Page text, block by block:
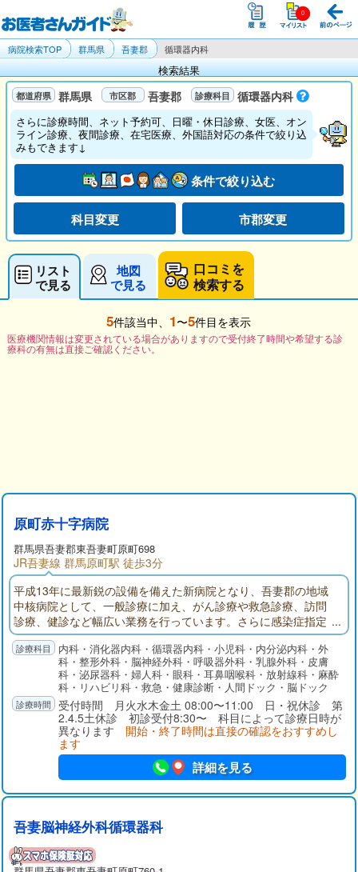
病院検索TOP 群馬県 吾妻郡 循環器内科
検索結果
群馬県 吾妻郡 循環器内科
さらに診療時間、ネット予約可、日曜・休日診療、女医、オン
ライン診療、夜間診療、在宅医療、外国語対応の条件で絞り込
みもできます↓
条件で絞り込む
科目変更 市郡変更
リスト
で見る
地図
で見る
口コミを
検索する
5件該当中、 1〜5件目を表示
医療機関情報は変更されている場合がありますので受付終了時間や希望する診
療科の有無は直接ご確認ください。
原町赤十字病院
群馬県吾妻郡東吾妻町原町698
JR吾妻線 群馬原町駅 徒歩3分
平成13年に最新鋭の設備を備えた新病院となり、吾妻郡の地域
中核病院として、一般診療に加え、がん診療や救急診療、訪問
診療、健診など幅広い業務を行っています。さらに感染症指定
機関として、また災害拠点病院として重要な役割を担っていま
す。
内科・消化器内科・循環器内科・小児科・内分泌内科・外
科・整形外科・脳神経外科・呼吸器外科・乳腺外科・皮膚
科・泌尿器科・婦人科・眼科・耳鼻咽喉科・放射線科・麻酔
科・リハビリ科・救急・健康診断・人間ドック・脳ドック
受付時間 月火水木金土 08:00〜11:00 日・祝休診 第
2.4.5土休診 初診受付8:30〜 科目によって診療日時が
異なります 開始・終了時間は直接の確認をおすすめし
ます
詳細を見る
吾妻脳神経外科循環器科